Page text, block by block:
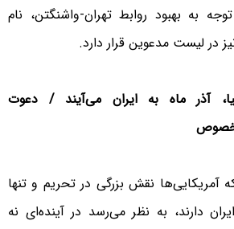
به بهبود روابط تهران-واشنگتن، نام
در لیست مدعوین قرار دارد.
آذر ماه به ایران می‌آیند / دعوت
آمریکایی‌ها نقش بزرگی در تحریم و تنها
دارند، به نظر می‌رسد در آینده‌ای نه